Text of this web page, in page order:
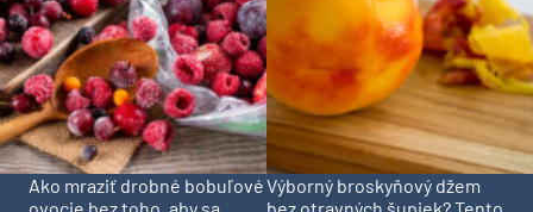
Ako mraziť drobné bobuľovéVýborný broskyňový džem